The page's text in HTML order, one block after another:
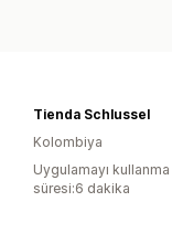
Tienda Schlussel
Kolombiya
Uygulamayı kullanma
süresi:6 dakika